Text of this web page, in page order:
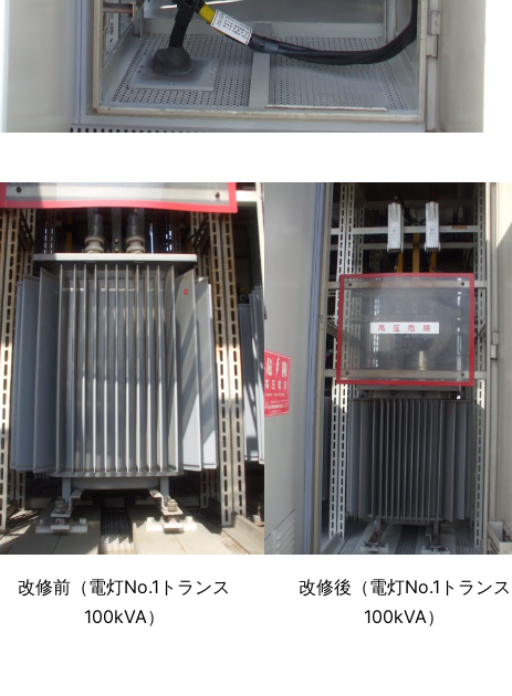
改修前（電灯No.1トランス
100kVA）
改修後（電灯No.1トランス
100kVA）